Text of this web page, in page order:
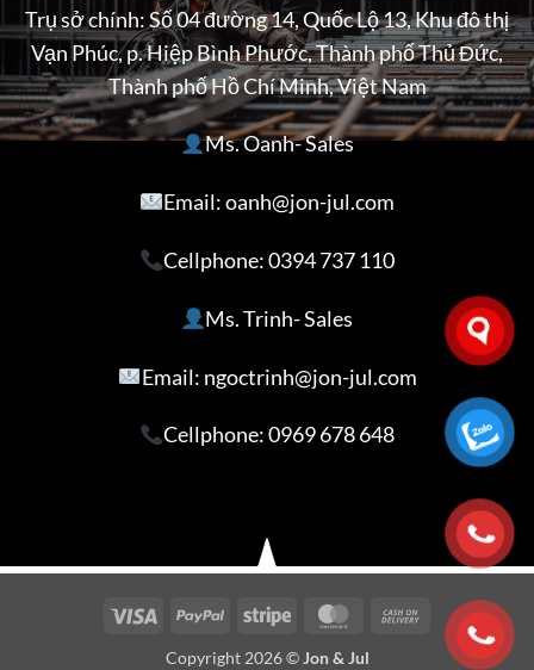
Trụ sở chính: Số 04 đường 14, Quốc Lộ 13, Khu đô thị
Vạn Phúc, p. Hiệp Bình Phước, Thành phố Thủ Đức,
Thành phố Hồ Chí Minh, Việt Nam
Ms. Oanh- Sales
Email: oanh@jon-jul.com
Cellphone:0394 737 110
Ms. Trinh- Sales
Email: ngoctrinh@jon-jul.com
Cellphone:0969 678 648
Visa PayPal Stripe MasterCardCash
On
Copyright 2026 © Jon & Jul